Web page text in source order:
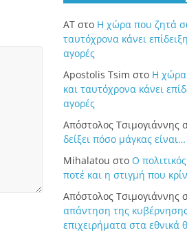
ΑΤ στο Η χώρα που ζητά
ταυτόχρονα κάνει
αγορές
Apostolis Tsim στο Η χώρα
και ταυτόχρονα κάνει
αγορές
Απόστολος Τσιμογιάννης
δείξει πόσο μάγκας είναι…
Mihalatou στο Ο
ποτέ και η στιγμή που
Απόστολος Τσιμογιάννης
απάντηση της
επιχειρήματα στα εθνικά